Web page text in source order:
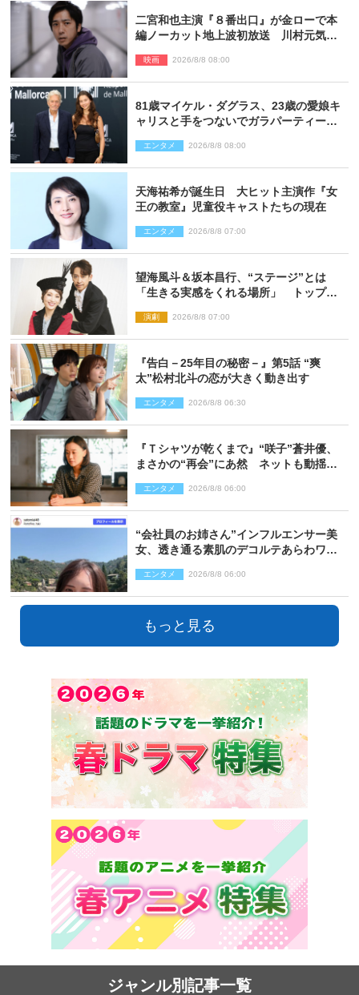
二宮和也主演『８番出口』が金ローで本
編ノーカット地上波初放送 川村元気監
映画 2026/8/8 08:00
81歳マイケル・ダグラス、23歳の愛娘キ
ャリスと手をつないでガラパーティーに
エンタメ 2026/8/8 08:00
天海祐希が誕生日 大ヒット主演作『女
王の教室』児童役キャストたちの現在
エンタメ 2026/8/8 07:00
望海風斗＆坂本昌行、“ステージ”とは
「生きる実感をくれる場所」 トップを
演劇 2026/8/8 07:00
『告白－25年目の秘密－』第5話 “爽
太”松村北斗の恋が大きく動き出す
エンタメ 2026/8/8 06:30
『Ｔシャツが乾くまで』“咲子”蒼井優、
まさかの“再会”にあ然 ネットも動揺
レあり）
エンタメ 2026/8/8 06:00
“会社員のお姉さん”インフルエンサー美
女、透き通る素肌のデコルテあらわワン
エンタメ 2026/8/8 06:00
もっと見る
ジャンル別記事一覧